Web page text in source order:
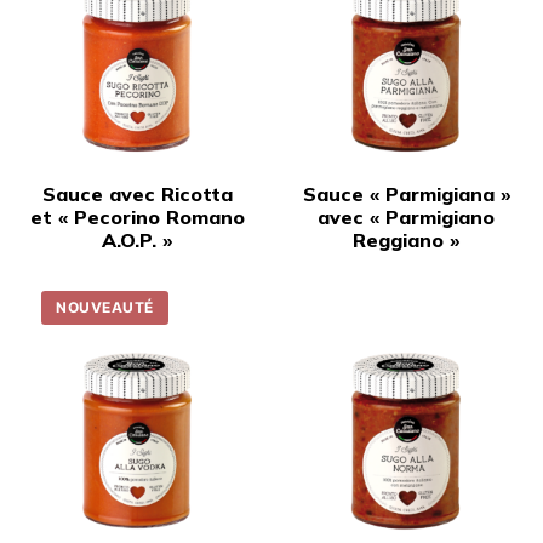
Sauce avec Ricotta
et « Pecorino Romano
A.O.P. »
Sauce « Parmigiana »
avec « Parmigiano
Reggiano »
NOUVEAUTÉ